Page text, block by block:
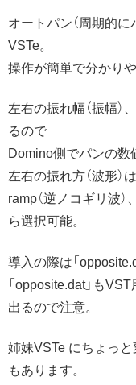
オートパン（周期的
VSTe。
操作が簡単で分かり
左右の振れ幅（振幅）
るので
Domino側でパンの数
左右の振れ方（波形）
ramp（逆ノコギリ波）
ら選択可能。
導入の際は「
「opposite.dat」も
出るので注意。
姉妹VSTe にちょっ
もあります。